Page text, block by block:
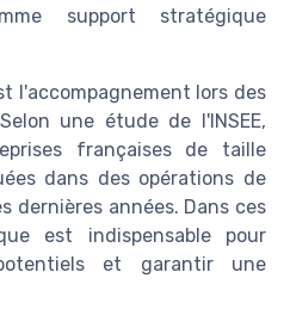
support stratégique
l'accompagnement lors des
une étude de l'INSEE,
françaises de taille
dans des opérations de
dernières années. Dans ces
est indispensable pour
et garantir une